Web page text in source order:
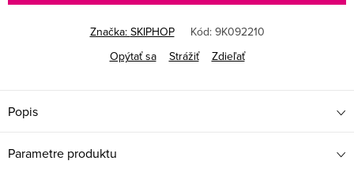
Značka: SKIPHOP Kód: 9K092210
Opýtať sa
Strážiť Zdieľať
Popis
Parametre produktu